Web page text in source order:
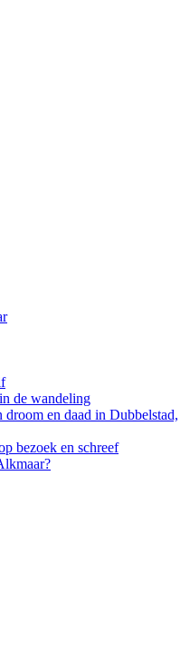
de wandeling
droom en daad in Dubbelstad,
bezoek en schreef